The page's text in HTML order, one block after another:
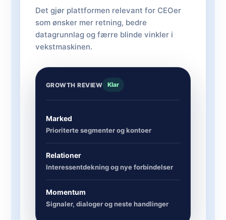
Det gjør plattformen relevant for CEOer
som ønsker mer retning, bedre
datagrunnlag og færre blinde vinkler i
vekstmaskinen.
GROWTH REVIEW Klar
Marked
Prioriterte segmenter og kontoer
Relationer
Interessentdekning og nye forbindelser
Momentum
Signaler, dialoger og neste handlinger